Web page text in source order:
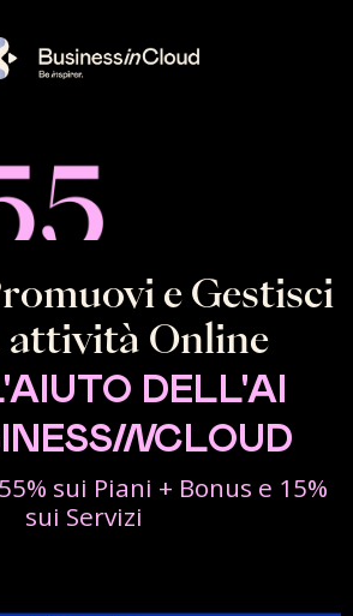
e Gestisci
attività Online
DELL'AI
INCLOUD
sui Piani + Bonus e 15%
sui Servizi